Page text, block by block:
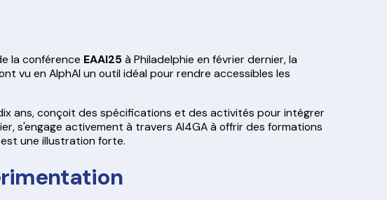
la conférence EAAI25à Philadelphie en février dernier, la
vu en AlphAI un outil idéal pour rendre accessibles les
ans, conçoit des spécifications et des activités pour intégrer
s'engage activement à travers AI4GA à offrir des formations
une illustration forte.